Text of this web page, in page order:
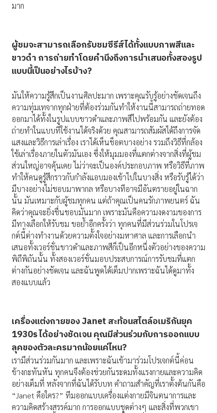
มาก
ผู้ชมจะสามารถเลือกรับชมซีรีส์ได้ทั้งแบบภาพสีและ
ขาวดำ การถ่ายทำโดยคำนึงถึงการนำเสนอทั้งสองรูป
แบบนี้เป็นอย่างไรบ้าง?
มันให้ความรู้สึกเป็นงานศิลปะมาก เพราะคุณรับรู้อย่างชัดเจนถึง
ความทุ่มเทจากทุกฝ่ายที่ต้องร่วมกันทำให้งานนี้สามารถถ่ายทอด
ออกมาได้ทั้งในรูปแบบขาวดำและภาพสีไปพร้อมกัน และยังต้อง
ถ่ายทำในแบบที่ใช้งานได้จริงด้วย คุณสามารถสัมผัสได้ถึงการจัด
แสงและวิธีการเล่าเรื่อง เราได้เห็นช็อตบางอย่าง รวมถึงวิธีที่กล้อง
ใช้เล่าเรื่องภายในตัวมันเอง ซึ่งให้มุมมองที่แตกต่างจากสิ่งที่ผู้ชม
ส่วนใหญ่อาจคุ้นเคย ไม่ว่าจะเป็นองค์ประกอบภาพ หรือวิธีที่ภาพ
ทำให้คนดูรู้สึกราวกับกำลังแอบมองเข้าไปในบางสิ่ง หรือรับรู้ได้ว่า
มีบางอย่างไม่ชอบมาพากล หรือบางทีอาจมีอันตรายอยู่ในฉาก
นั้น มันเหมาะกับผู้ชมทุกคน แต่ถ้าคุณเป็นคนรักภาพยนตร์ ฉัน
คิดว่าคุณจะยิ่งชื่นชอบมันมาก เพราะมันคือความงดงามของการ
มีทางเลือกให้รับชม ขอย้ำอีกครั้งว่า ทุกคนที่มีส่วนร่วมในโปรเจ
กต์นี้ต่างทำงานด้วยความตั้งใจอย่างมหาศาล และการเลือกนำ
เสนอทั้งเวอร์ชั่นขาวดำและภาพสีก็เป็นอีกหนึ่งตัวอย่างของความ
พิถีพิถันนั้น ทั้งสองเวอร์ชั่นมอบประสบการณ์การรับชมที่แตก
ต่างกันอย่างชัดเจน และฉันพูดได้เต็มปากเพราะฉันได้ดูมาทั้ง
สองแบบแล้ว
เครื่องแต่งกายของJanet สะท้อนสไตล์อเมริกันยุค
1930s ได้อย่างชัดเจน คุณมีส่วนร่วมกับการออกแบบ
ลุคของตัวละครมากน้อยแค่ไหน?
เรามีส่วนร่วมกันมาก และเพราะฉันเข้ามาร่วมโปรเจกต์นี้ค่อน
ข้างกะทันหัน ทุกคนจึงต้องช่วยกันระดมทั้งแรงกายและความคิด
อย่างเต็มที่ หลังจากที่ฉันได้รับบท คำถามสำคัญที่เราตั้งต้นกันคือ
“Janet คือใคร?” ทีมออกแบบเครื่องแต่งกายมีจินตนาการและ
ความคิดสร้างสรรค์มาก การออกแบบชุดต่างๆ และสิ่งที่พวกเขา